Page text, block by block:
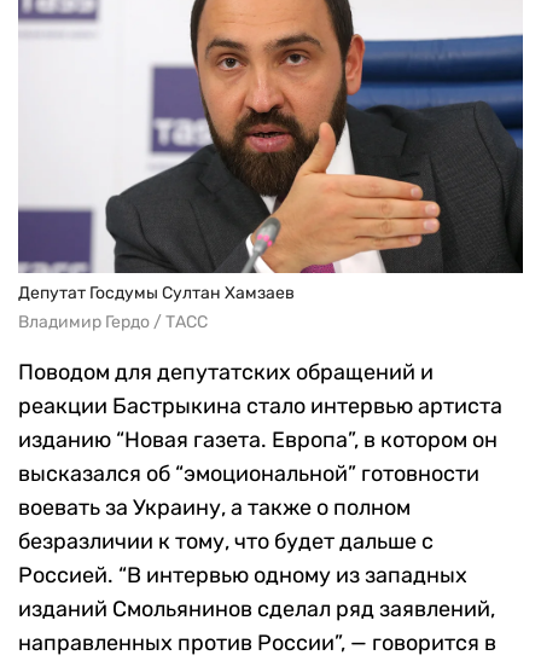
Депутат Госдумы Султан Хамзаев
Владимир Гердо / ТАСС
Поводом для депутатских обращений и
реакции Бастрыкина стало интервью артиста
изданию “Новая газета. Европа”, в котором он
высказался об “эмоциональной” готовности
воевать за Украину, а также о полном
безразличии к тому, что будет дальше с
Россией. “В интервью одному из западных
изданий Смольянинов сделал ряд заявлений,
направленных против России”, — говорится в